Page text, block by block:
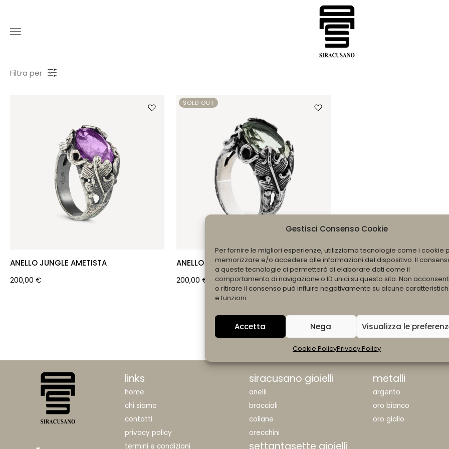
Gestisci Consenso Cookie
Per fornire le migliori esperienze, utilizziamo tecnologie come i cookie
memorizzare e/o accedere alle informazioni del dispositivo. Il
a queste tecnologie ci permetterà di elaborare dati come il
comportamento di navigazione o ID unici su questo sito. Non
o ritirare il consenso può influire negativamente su alcune
e funzioni.
Accetta Nega Visualizza le
Cookie PolicyPrivacy Policy
Filtra per
ANELLO JUNGLE AMETISTA
200,00 €
SOLD OUT
ANELLO “JUNGLE” QUARZO VERDE
200,00 €
All Products Loaded
links
home
chi siamo
contatti
privacy policy
termini e condizioni
siracusano gioielli
anelli
bracciali
collane
orecchini
metalli
argento
oro bianco
oro giallo